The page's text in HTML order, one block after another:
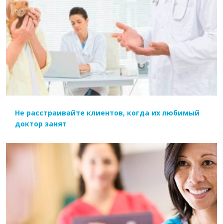
ЧИТАТЬ ДАЛЕЕ
Не расстраивайте клиентов, когда их любимый
доктор занят
ЧИТАТЬ ДАЛЕЕ